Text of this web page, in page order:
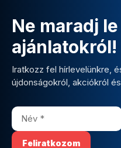
Ne maradj
ajánlatokról!
Iratkozz fel hírlevelünkre,
újdonságokról, akciókról